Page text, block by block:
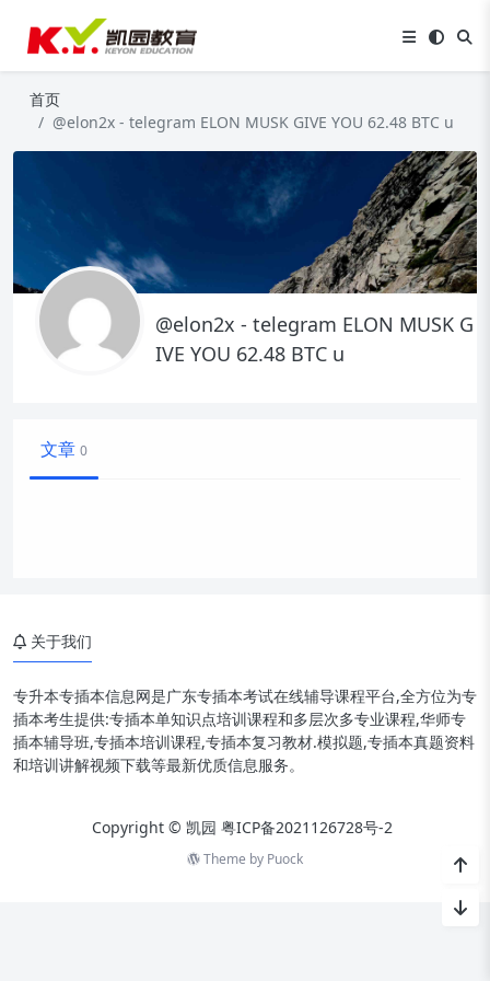
首页
@elon2x - telegram ELON MUSK GIVE YOU 62.48 BTC u
@elon2x - telegram ELON MUSK G
IVE YOU 62.48 BTC u
文章 0
关于我们
专升本专插本信息网是广东专插本考试在线辅导课程平台,全方位为专
插本考生提供:专插本单知识点培训课程和多层次多专业课程,华师专
插本辅导班,专插本培训课程,专插本复习教材.模拟题,专插本真题资料
和培训讲解视频下载等最新优质信息服务。
Copyright © 凯园 粤ICP备2021126728号-2
Theme by Puock